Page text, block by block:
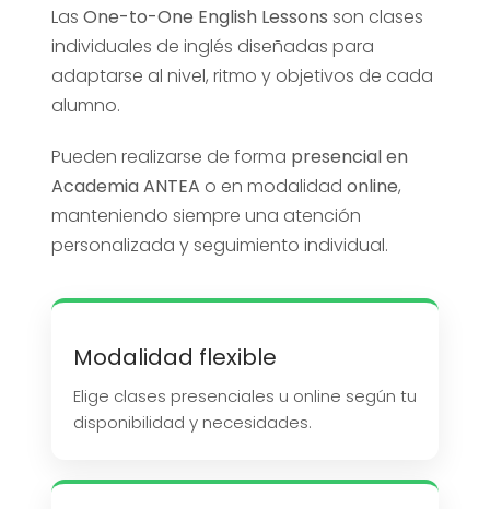
Las One-to-One English Lessons son clases
individuales de inglés diseñadas para
adaptarse al nivel, ritmo y objetivos de cada
alumno.
Pueden realizarse de forma presencial en
Academia ANTEA o en modalidad online,
manteniendo siempre una atención
personalizada y seguimiento individual.
Modalidad flexible
Elige clases presenciales u online según tu
disponibilidad y necesidades.